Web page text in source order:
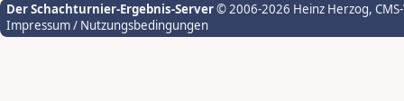
Der Schachturnier-Ergebnis-Server© 2006-2026 Heinz Herzog,
Impressum / Nutzungsbedingungen